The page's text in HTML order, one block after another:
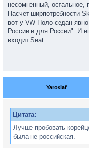
несомненный,
Насчет ширпотребности
вот у VW Поло-седан
России и для России". И
входит Seat...
Yaroslaf
Цитата:
Лучше пробовать
была не российская.